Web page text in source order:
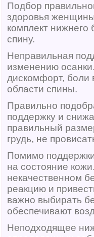
Подбор
здоровья
комплект нижнего
спину.
Неправильная
изменению
дискомфорт, боли
области спины.
Правильно
поддержку и
правильный
грудь, не
Помимо
на состояние
некачественном
реакцию и
важно выбирать
обеспечивают
Неподходящее